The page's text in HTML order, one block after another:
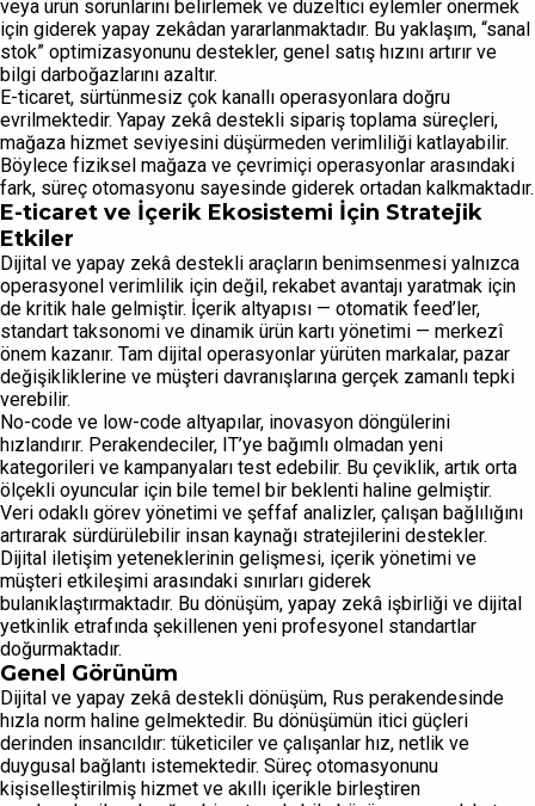
veya ürün sorunlarını belirlemek ve düzeltici eylemler önermek
için giderek yapay zekâdan yararlanmaktadır. Bu yaklaşım, “sanal
stok” optimizasyonunu destekler, genel satış hızını artırır ve
bilgi darboğazlarını azaltır.
E-ticaret, sürtünmesiz çok kanallı operasyonlara doğru
evrilmektedir. Yapay zekâ destekli sipariş toplama süreçleri,
mağaza hizmet seviyesini düşürmeden verimliliği katlayabilir.
Böylece fiziksel mağaza ve çevrimiçi operasyonlar arasındaki
fark, süreç otomasyonu sayesinde giderek ortadan kalkmaktadır.
E-ticaret ve İçerik Ekosistemi İçin Stratejik
Etkiler
Dijital ve yapay zekâ destekli araçların benimsenmesi yalnızca
operasyonel verimlilik için değil, rekabet avantajı yaratmak için
de kritik hale gelmiştir. İçerik altyapısı — otomatik feed’ler,
standart taksonomi ve dinamik ürün kartı yönetimi — merkezî
önem kazanır. Tam dijital operasyonlar yürüten markalar, pazar
değişikliklerine ve müşteri davranışlarına gerçek zamanlı tepki
verebilir.
No-code ve low-code altyapılar, inovasyon döngülerini
hızlandırır. Perakendeciler, IT’ye bağımlı olmadan yeni
kategorileri ve kampanyaları test edebilir. Bu çeviklik, artık orta
ölçekli oyuncular için bile temel bir beklenti haline gelmiştir.
Veri odaklı görev yönetimi ve şeffaf analizler, çalışan bağlılığını
artırarak sürdürülebilir insan kaynağı stratejilerini destekler.
Dijital iletişim yeteneklerinin gelişmesi, içerik yönetimi ve
müşteri etkileşimi arasındaki sınırları giderek
bulanıklaştırmaktadır. Bu dönüşüm, yapay zekâ işbirliği ve dijital
yetkinlik etrafında şekillenen yeni profesyonel standartlar
doğurmaktadır.
Genel Görünüm
Dijital ve yapay zekâ destekli dönüşüm, Rus perakendesinde
hızla norm haline gelmektedir. Bu dönüşümün itici güçleri
derinden insancıldır: tüketiciler ve çalışanlar hız, netlik ve
duygusal bağlantı istemektedir. Süreç otomasyonunu
kişiselleştirilmiş hizmet ve akıllı içerikle birleştiren